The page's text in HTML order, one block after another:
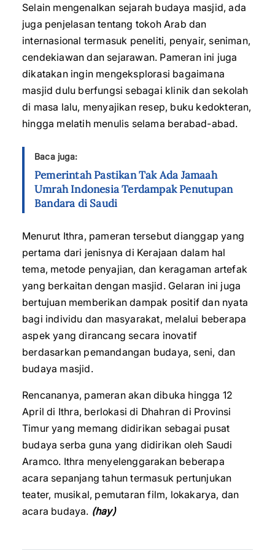
Selain mengenalkan sejarah budaya masjid, ada
juga penjelasan tentang tokoh Arab dan
internasional termasuk peneliti, penyair, seniman,
cendekiawan dan sejarawan. Pameran ini juga
dikatakan ingin mengeksplorasi bagaimana
masjid dulu berfungsi sebagai klinik dan sekolah
di masa lalu, menyajikan resep, buku kedokteran,
hingga melatih menulis selama berabad-abad.
Baca juga:
Pemerintah Pastikan Tak Ada Jamaah
Umrah Indonesia Terdampak Penutupan
Bandara di Saudi
Menurut Ithra, pameran tersebut dianggap yang
pertama dari jenisnya di Kerajaan dalam hal
tema, metode penyajian, dan keragaman artefak
yang berkaitan dengan masjid. Gelaran ini juga
bertujuan memberikan dampak positif dan nyata
bagi individu dan masyarakat, melalui beberapa
aspek yang dirancang secara inovatif
berdasarkan pemandangan budaya, seni, dan
budaya masjid.
Rencananya, pameran akan dibuka hingga 12
April di Ithra, berlokasi di Dhahran di Provinsi
Timur yang memang didirikan sebagai pusat
budaya serba guna yang didirikan oleh Saudi
Aramco. Ithra menyelenggarakan beberapa
acara sepanjang tahun termasuk pertunjukan
teater, musikal, pemutaran film, lokakarya, dan
acara budaya. (hay)